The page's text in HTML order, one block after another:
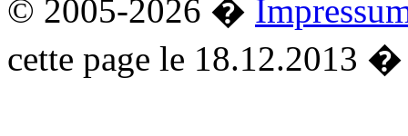
© 2005-2026 �
cette page le 18.12.2013